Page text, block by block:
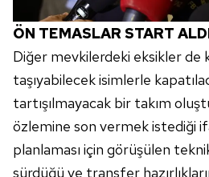
ÖN TEMASLAR START
Diğer mevkilerdeki eksikler de
taşıyabilecek isimlerle
tartışılmayacak bir takım
özlemine son vermek istediği
planlaması için görüşülen
sürdüğü ve transfer